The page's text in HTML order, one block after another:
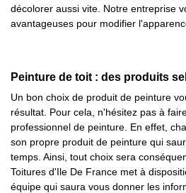
décolorer aussi vite. Notre entreprise
avantageuses pour modifier
Peinture de toit : des produits
Un bon choix de produit de peinture
résultat. Pour cela, n'hésitez pas à
professionnel de peinture. En effet,
son propre produit de peinture qui
temps. Ainsi, tout choix sera
Toitures d'Ile De France met à
équipe qui saura vous donner les